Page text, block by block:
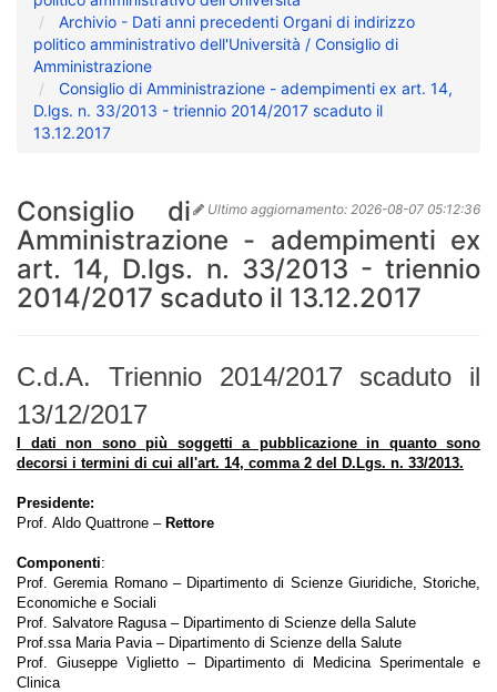
Archivio - Dati anni precedenti Organi di indirizzo
politico amministrativo dell'Università / Consiglio di
Amministrazione
Consiglio di Amministrazione - adempimenti ex art. 14,
D.lgs. n. 33/2013 - triennio 2014/2017 scaduto il
13.12.2017
Ultimo aggiornamento: 2026-08-07 05:12:36
Consiglio di
Amministrazione - adempimenti ex
art. 14, D.lgs. n. 33/2013 - triennio
2014/2017 scaduto il 13.12.2017
C.d.A. Triennio 2014/2017 scaduto il
13/12/2017
I dati non sono più soggetti a pubblicazione in quanto sono
decorsi i termini di cui all'art. 14, comma 2 del D.Lgs. n. 33/2013.
Presidente:
Prof. Aldo Quattrone – Rettore
Componenti:
Prof. Geremia Romano – Dipartimento di Scienze Giuridiche, Storiche,
Economiche e Sociali
Prof. Salvatore Ragusa – Dipartimento di Scienze della Salute
Prof.ssa Maria Pavia – Dipartimento di Scienze della Salute
Prof. Giuseppe Viglietto– Dipartimento di Medicina Sperimentale e
Clinica